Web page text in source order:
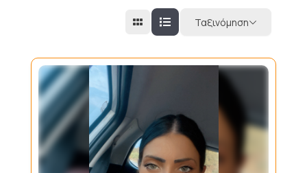
Ταξινόμηση